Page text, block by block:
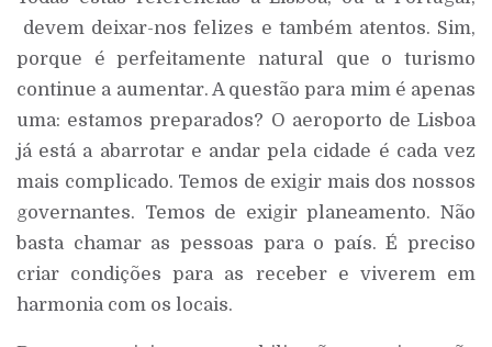
devem deixar-nos felizes e também atentos. Sim,
porque é perfeitamente natural que o turismo
continue a aumentar. A questão para mim é apenas
uma: estamos preparados? O aeroporto de Lisboa
já está a abarrotar e andar pela cidade é cada vez
mais complicado. Temos de exigir mais dos nossos
governantes. Temos de exigir planeamento. Não
basta chamar as pessoas para o país. É preciso
criar condições para as receber e viverem em
harmonia com os locais.